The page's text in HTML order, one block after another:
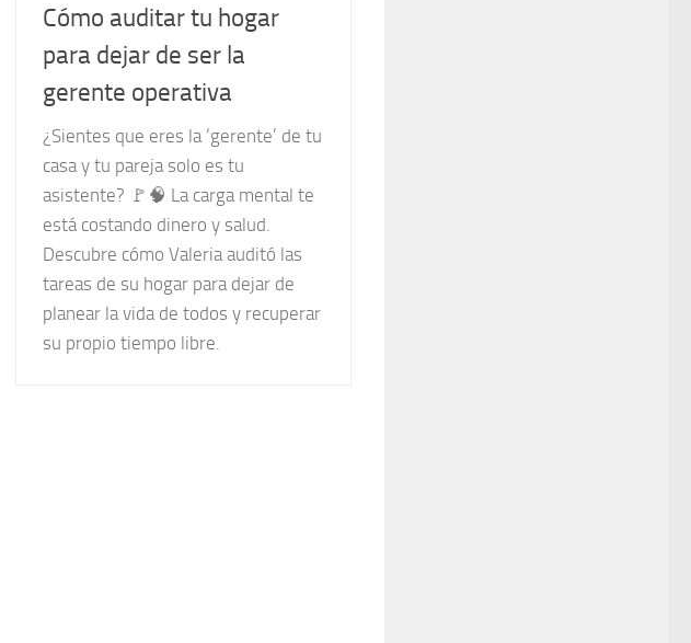
Cómo auditar tu hogar
para dejar de ser la
gerente operativa
¿Sientes que eres la ‘gerente’ de tu
casa y tu pareja solo es tu
asistente? 🚩🧠 La carga mental te
está costando dinero y salud.
Descubre cómo Valeria auditó las
tareas de su hogar para dejar de
planear la vida de todos y recuperar
su propio tiempo libre.